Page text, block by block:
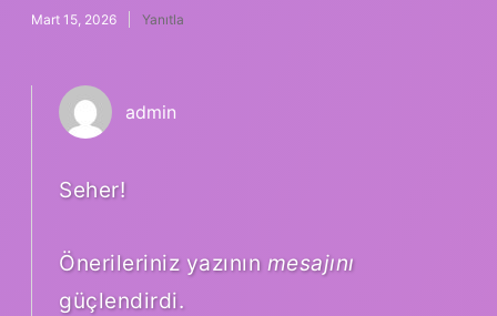
Mart 15, 2026 Yanıtla
admin
Seher!
Önerileriniz yazının mesajını
güçlendirdi.